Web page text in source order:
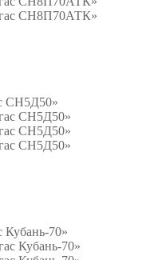
СН5Д50»
Кубань-70»